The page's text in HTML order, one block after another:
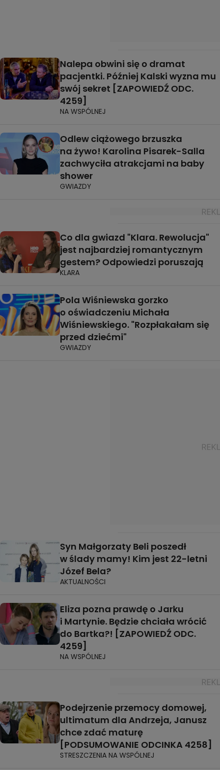
Nalepa obwini się o dramat
pacjentki. Później Kalski wyzna mu
swój sekret [ZAPOWIEDŹ ODC.
4259]
NA WSPÓLNEJ
Odlew ciążowego brzuszka
na żywo! Karolina Pisarek-Salla
zachwyciła atrakcjami na baby
shower
GWIAZDY
Co dla gwiazd "Klara. Rewolucja"
jest najbardziej romantycznym
gestem? Odpowiedzi poruszają
KLARA
Pola Wiśniewska gorzko
o oświadczeniu Michała
Wiśniewskiego. "Rozpłakałam się
przed dziećmi"
GWIAZDY
Syn Małgorzaty Beli poszedł
w ślady mamy! Kim jest 22-letni
Józef Bela?
AKTUALNOŚCI
Eliza pozna prawdę o Jarku
i Martynie. Będzie chciała wrócić
do Bartka?! [ZAPOWIEDŹ ODC.
4259]
NA WSPÓLNEJ
Podejrzenie przemocy domowej,
ultimatum dla Andrzeja, Janusz
chce zdać maturę
[PODSUMOWANIE ODCINKA 4258]
STRESZCZENIA NA WSPÓLNEJ